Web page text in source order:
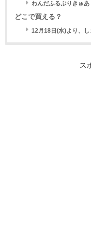
わんだふるぷりきゅ
どこで買える？
12月18日(水)より、し
ス